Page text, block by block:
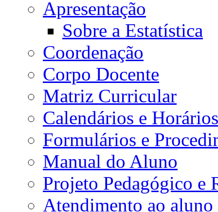
Apresentação
Sobre a Estatística
Coordenação
Corpo Docente
Matriz Curricular
Calendários e Horários
Formulários e
Manual do Aluno
Projeto Pedagógico e
Atendimento ao aluno